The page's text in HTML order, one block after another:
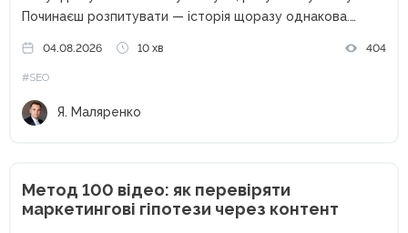
Починаєш розпитувати — історія щоразу однакова.
трафік росте, шістдесят технічних помилок з аудиту...
04.08.2026 10 хв 404
#SEO
Я. Маляренко
Метод 100 відео: як перевіряти
маркетингові гіпотези через контент